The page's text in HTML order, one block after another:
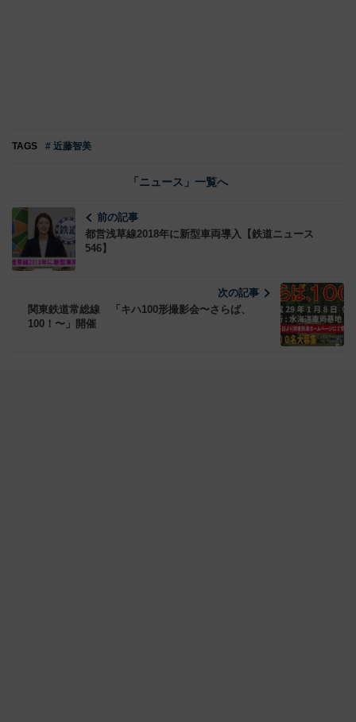
TAGS # 近藤智美
「ニュース」一覧へ
前の記事
都営浅草線2018年に新型車両導入【鉄道ニュース
546】
次の記事
関東鉄道常総線 「キハ100形撮影会〜さらば、
100！〜」開催